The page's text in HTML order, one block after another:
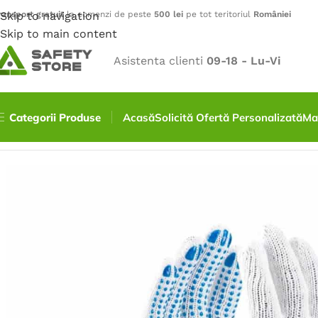
Skip to navigation
Skip to main content
gratuitla comenzi de peste 500 lei pe tot teritoriul României
Asistenta clienti 09-18 - Lu-Vi
Categorii Produse AcasăSolicită Ofertă Personalizată